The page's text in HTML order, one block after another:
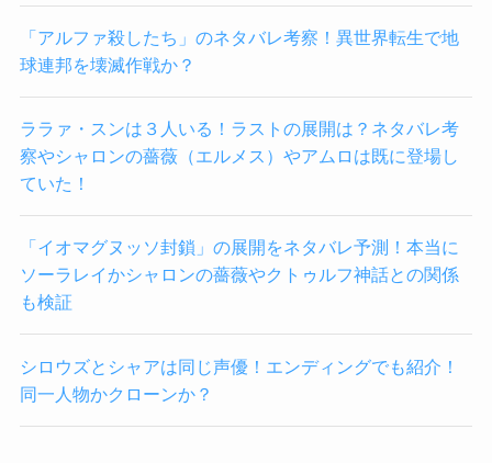
「アルファ殺したち」のネタバレ考察！異世界転生で地
球連邦を壊滅作戦か？
ララァ・スンは３人いる！ラストの展開は？ネタバレ考
察やシャロンの薔薇（エルメス）やアムロは既に登場し
ていた！
「イオマグヌッソ封鎖」の展開をネタバレ予測！本当に
ソーラレイかシャロンの薔薇やクトゥルフ神話との関係
も検証
シロウズとシャアは同じ声優！エンディングでも紹介！
同一人物かクローンか？